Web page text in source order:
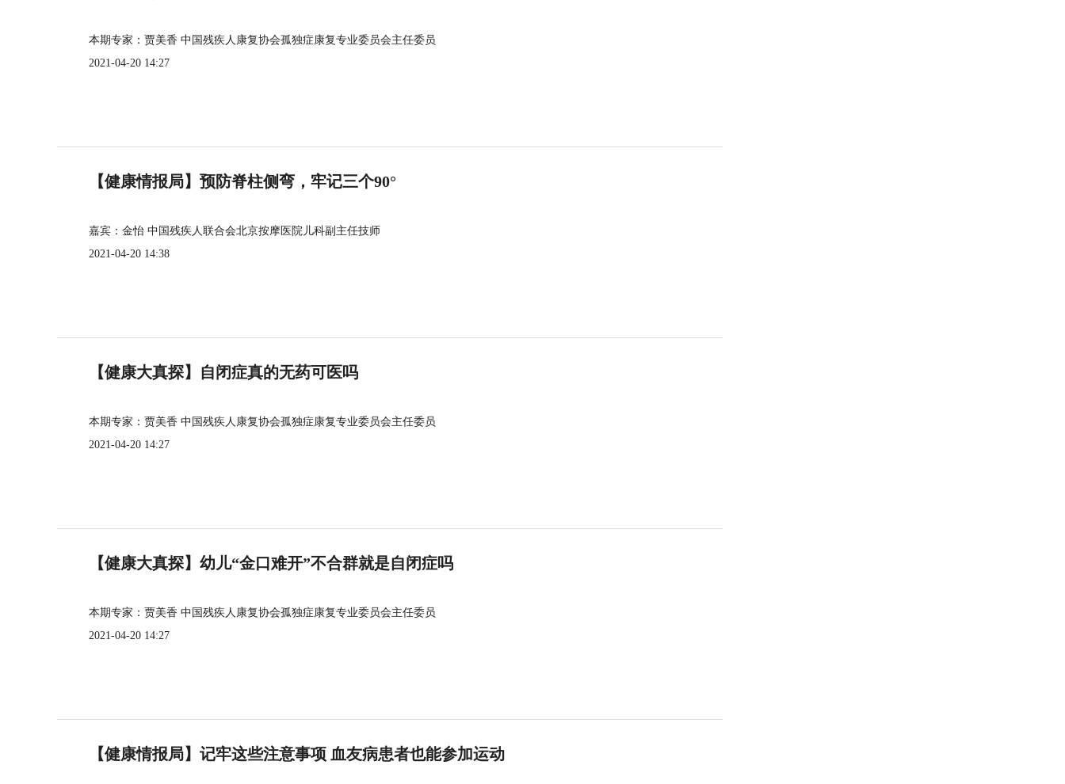
本期专家：贾美香 中国残疾人康复协会孤独症康复专业委员会主任委员
2021-04-20 14:27
【健康情报局】预防脊柱侧弯，牢记三个90°
嘉宾：金怡 中国残疾人联合会北京按摩医院儿科副主任技师
2021-04-20 14:38
【健康大真探】自闭症真的无药可医吗
本期专家：贾美香 中国残疾人康复协会孤独症康复专业委员会主任委员
2021-04-20 14:27
【健康大真探】幼儿“金口难开”不合群就是自闭症吗
本期专家：贾美香 中国残疾人康复协会孤独症康复专业委员会主任委员
2021-04-20 14:27
【健康情报局】记牢这些注意事项 血友病患者也能参加运动